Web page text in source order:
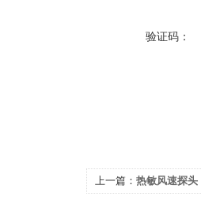
验证码：
上一篇： 热敏风速探头